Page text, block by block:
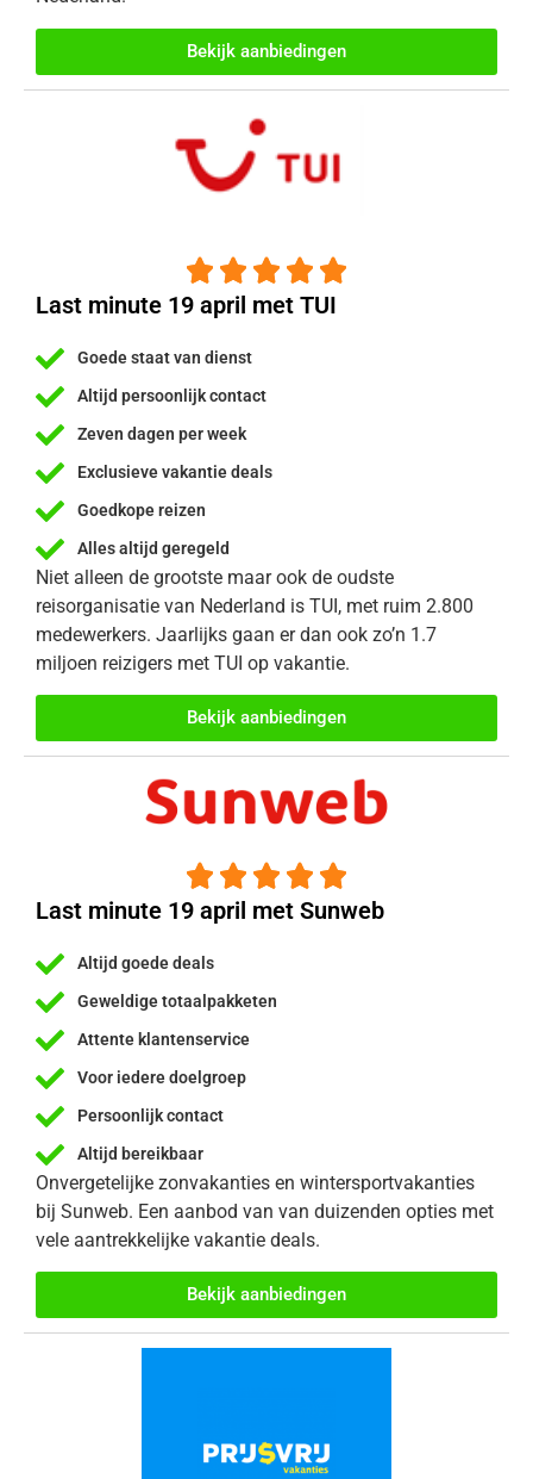
Bekijk aanbiedingen
    
Last minute 19 april met TUI
Goede staat van dienst
Altijd persoonlijk contact
Zeven dagen per week
Exclusieve vakantie deals
Goedkope reizen
Alles altijd geregeld
Niet alleen de grootste maar ook de oudste
reisorganisatie van Nederland is TUI, met ruim 2.800
medewerkers. Jaarlijks gaan er dan ook zo’n 1.7
miljoen reizigers met TUI op vakantie.
Bekijk aanbiedingen
    
Last minute 19 april met Sunweb
Altijd goede deals
Geweldige totaalpakketen
Attente klantenservice
Voor iedere doelgroep
Persoonlijk contact
Altijd bereikbaar
Onvergetelijke zonvakanties en wintersportvakanties
bij Sunweb. Een aanbod van van duizenden opties met
vele aantrekkelijke vakantie deals.
Bekijk aanbiedingen